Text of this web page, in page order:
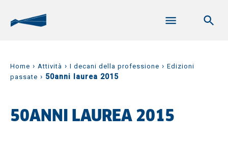
Home › Attività › I decani della professione › Edizioni
passate › 50anni laurea 2015
50ANNI LAUREA 2015